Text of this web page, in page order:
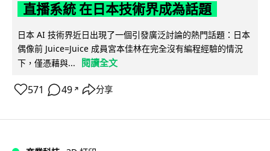
直播系統 在日本技術界成為話題
日本 AI 技術界近日出現了一個引發廣泛討論的熱門話題：日本
偶像前 Juice=Juice 成員宮本佳林在完全沒有編程經驗的情況
下，僅憑藉與...
閱讀全文
571 49 ↗ 分享